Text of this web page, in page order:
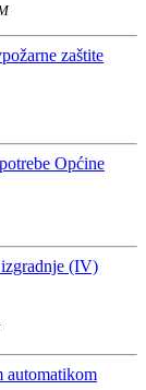
zaštite
Općine
(IV)
automatikom